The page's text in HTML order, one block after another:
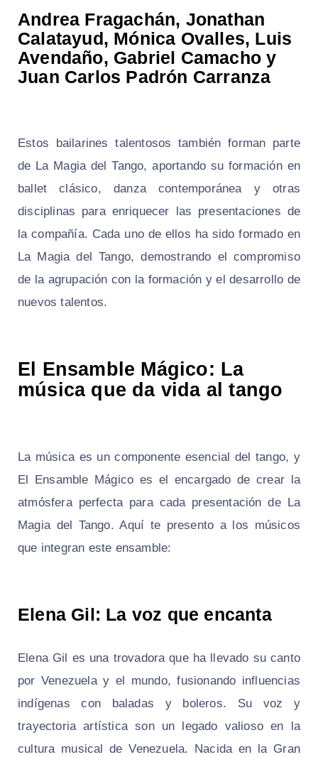
Andrea Fragachán, Jonathan
Calatayud, Mónica Ovalles, Luis
Avendaño, Gabriel Camacho y
Juan Carlos Padrón Carranza
Estos bailarines talentosos también forman parte
de La Magia del Tango, aportando su formación en
ballet clásico, danza contemporánea y otras
disciplinas para enriquecer las presentaciones de
la compañía. Cada uno de ellos ha sido formado en
La Magia del Tango, demostrando el compromiso
de la agrupación con la formación y el desarrollo de
nuevos talentos.
El Ensamble Mágico: La
música que da vida al tango
La música es un componente esencial del tango, y
El Ensamble Mágico es el encargado de crear la
atmósfera perfecta para cada presentación de La
Magia del Tango. Aquí te presento a los músicos
que integran este ensamble:
Elena Gil: La voz que encanta
Elena Gil es una trovadora que ha llevado su canto
por Venezuela y el mundo, fusionando influencias
indígenas con baladas y boleros. Su voz y
trayectoria artística son un legado valioso en la
cultura musical de Venezuela. Nacida en la Gran